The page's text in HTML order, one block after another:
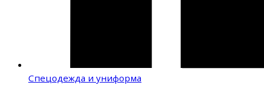
Спецодежда и униформа